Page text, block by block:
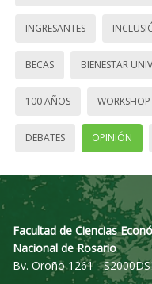
INGRESANTES
BECAS BIENESTAR
100 AÑOS WORKSHOP
DEBATES OPINIÓN
Facultad de Ciencias
Nacional de Rosario
Bv. Oroño 1261 -